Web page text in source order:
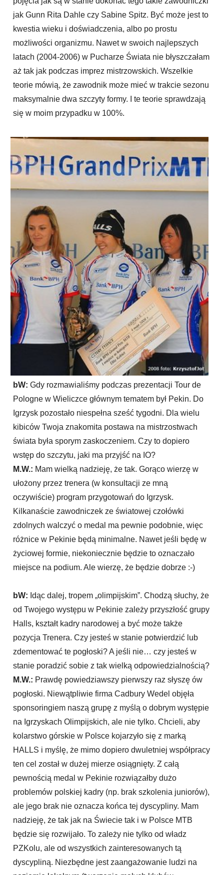
jak Gunn Rita Dahle czy Sabine Spitz. Być może jest to
kwestia wieku i doświadczenia, albo po prostu
możliwości organizmu. Nawet w swoich najlepszych
latach (2004-2006) w Pucharze Świata nie błyszczałam
aż tak jak podczas imprez mistrzowskich. Wszelkie
teorie mówią, że zawodnik może mieć w trakcie sezonu
maksymalnie dwa szczyty formy. I te teorie sprawdzają
się w moim przypadku w 100%.
bW: Gdy rozmawialiśmy podczas prezentacji Tour de
Pologne w Wieliczce głównym tematem był Pekin. Do
Igrzysk pozostało niespełna sześć tygodni. Dla wielu
kibiców Twoja znakomita postawa na mistrzostwach
świata była sporym zaskoczeniem. Czy to dopiero
wstęp do szczytu, jaki ma przyjść na IO?
M.W.: Mam wielką nadzieję, że tak. Gorąco wierzę w
ułożony przez trenera (w konsultacji ze mną
oczywiście) program przygotowań do Igrzysk.
Kilkanaście zawodniczek ze światowej czołówki
zdolnych walczyć o medal ma pewnie podobnie, więc
różnice w Pekinie będą minimalne. Nawet jeśli będę w
życiowej formie, niekoniecznie będzie to oznaczało
miejsce na podium. Ale wierzę, że będzie dobrze :-)
bW: Idąc dalej, tropem „olimpijskim”. Chodzą słuchy, że
od Twojego występu w Pekinie zależy przyszłość grupy
Halls, kształt kadry narodowej a być może także
pozycja Trenera. Czy jesteś w stanie potwierdzić lub
zdementować te pogłoski? A jeśli nie… czy jesteś w
stanie poradzić sobie z tak wielką odpowiedzialnością?
M.W.: Prawdę powiedziawszy pierwszy raz słyszę ów
pogłoski. Niewątpliwie firma Cadbury Wedel objęła
sponsoringiem naszą grupę z myślą o dobrym występie
na Igrzyskach Olimpijskich, ale nie tylko. Chcieli, aby
kolarstwo górskie w Polsce kojarzyło się z marką
HALLS i myślę, że mimo dopiero dwuletniej współpracy
ten cel został w dużej mierze osiągnięty. Z całą
pewnością medal w Pekinie rozwiązałby dużo
problemów polskiej kadry (np. brak szkolenia juniorów),
ale jego brak nie oznacza końca tej dyscypliny. Mam
nadzieję, że tak jak na Świecie tak i w Polsce MTB
będzie się rozwijało. To zależy nie tylko od władz
PZKolu, ale od wszystkich zainteresowanych tą
dyscypliną. Niezbędne jest zaangażowanie ludzi na